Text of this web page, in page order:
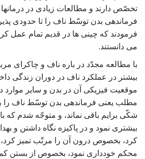
تخصّص دارند و مطالعات زیادی در
فرماندهی بدن توسّط ناف را تا حدودی
فرمودند که چینی ها در قدیم تمام عمل
می دانستند.
با مطالعه مجدّد در باره ناف و چاکرای
بیشتر در عملکرد ناف در دوران زندگی
موقعیت فیزیکی آن در بدن و سایر موارد
مطلب یعنی فرماندهی بدن توسّط ناف را
شکّی برایم باقی نماند، و متوجّه شدم که
بیشتری نمود و در پاکیزه نگاه داشتن و
کرد، بخصوص درون آن را مرتّب تمیز کرد،
محکم خودداری نمود، بخصوص از بستن